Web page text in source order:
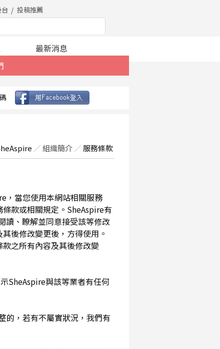
投稿推薦
最新消息
／組織簡介 ／ 服務條款
，當您使用本網站相關服務
款或相關規定。SheAspire有
讀、瞭解並同意接受該等修改
後修改變更後，方得使用。
之所有內容及其後修改變
SheAspire與該等業者有任何
的，若有不屬實狀況，我們有